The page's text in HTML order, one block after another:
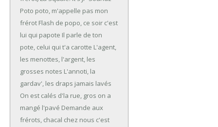
Poto poto, m'appelle pas mon
frérot Flash de popo, ce soir c'est
lui qui papote Il parle de ton
pote, celui qui t'a carotte L'agent,
les menottes, l'argent, les
grosses notes L'annoti, la
gardav', les draps jamais lavés
On est calés d'la rue, gros on a
mangé l'pavé Demande aux
frérots, chacal chez nous c'est